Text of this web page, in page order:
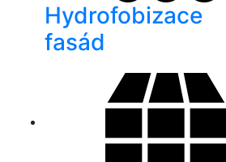
Hydrofobizace
fasád